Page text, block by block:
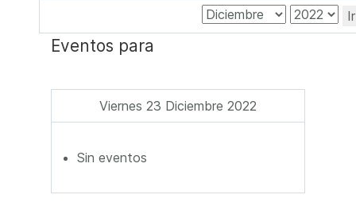
Eventos para
Viernes 23 Diciembre 2022
Sin eventos